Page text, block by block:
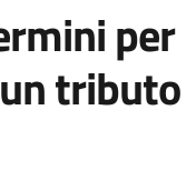
per
tributo